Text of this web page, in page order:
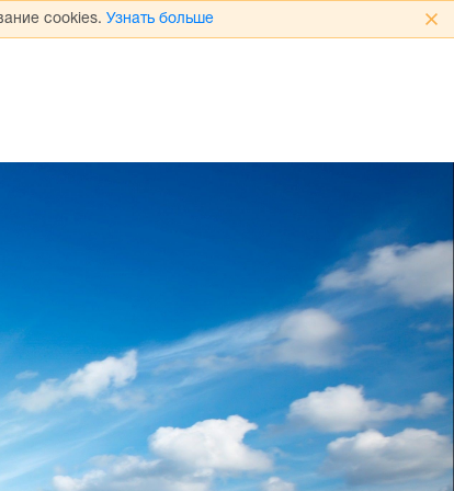
cookies. Узнать больше